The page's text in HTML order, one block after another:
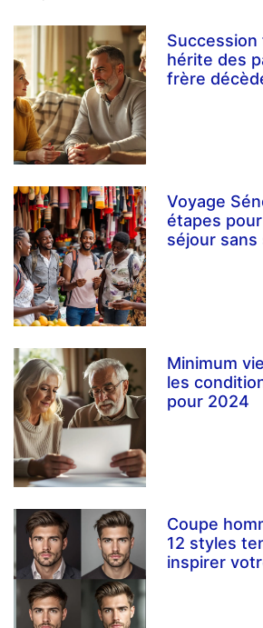
Succession
hérite des
frère
Voyage
étapes
séjour sans
Minimum
les
pour 2024
Coupe
12 styles
inspirer